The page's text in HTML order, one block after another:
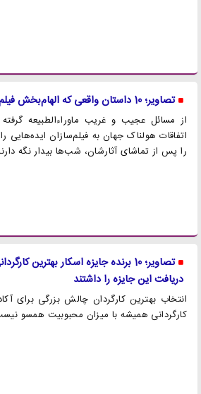
تصاویر؛ 10 داستان واقعی که الهام‌بخش فیلم های ترسناک شدند
از مسائل عجیب و غریب ماوراء‌الطبیعه
اتفاقات هولناک جهان به فیلم‌سازان ایده‌هایی را
را پس از تماشای آثارشان، شب‌ها بیدار نگه
تصاویر؛ 10 برنده جایزه اسکار بهترین
دریافت این جایزه را داشتند
انتخاب بهترین کارگردان چالش بزرگی برای
کارگردانی همیشه با میزان محبوبیت همسو